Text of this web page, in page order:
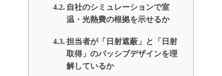
自社のシミュレーションで室
温・光熱費の根拠を示せるか
担当者が「日射遮蔽」と「日射
取得」のパッシブデザインを理
解しているか